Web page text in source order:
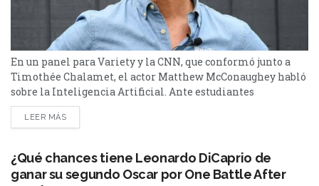
En un panel para Variety y la CNN, que conformó junto a
Timothée Chalamet, el actor Matthew McConaughey habló
sobre la Inteligencia Artificial. Ante estudiantes
universitarios de la Universidad de Texas, Matthew
McConaughey se reunió con Timothée Chalamet. El actor
Inteligencia Artificial, una herramienta que se está
volviendo cotidiana...
LEER MÁS
¿Qué chances tiene Leonardo DiCaprio de
ganar su segundo Oscar por One Battle After